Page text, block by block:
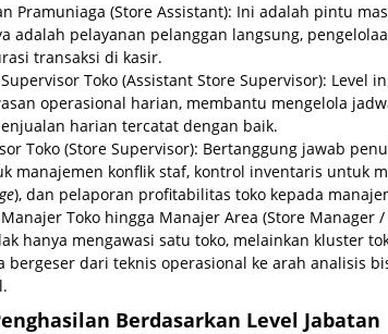
Pramuniaga (Store Assistant): Ini adalah pintu
adalah pelayanan pelanggan langsung,
transaksi di kasir.
Toko (Assistant Store Supervisor): Level
operasional harian, membantu mengelola
harian tercatat dengan baik.
Toko (Store Supervisor): Bertanggung jawab
manajemen konflik staf, kontrol inventaris untuk
), dan pelaporan profitabilitas toko kepada
Toko hingga Manajer Area (Store Manager
hanya mengawasi satu toko, melainkan kluster
bergeser dari teknis operasional ke arah analisis
Berdasarkan Level Jabatan